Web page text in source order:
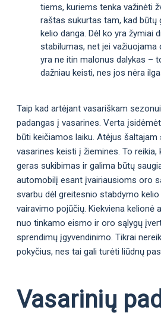
tiems, kuriems tenka važinėti
raštas sukurtas tam, kad būtų
kelio danga. Dėl ko yra žymiai
stabilumas, net jei važiuojama
yra ne itin malonus dalykas –
dažniau keisti, nes jos nėra
Taip kad artėjant vasariškam
padangas į vasarines. Verta
būti keičiamos laiku. Atėjus šaltajam
vasarines keisti į žiemines. To reikia,
geras sukibimas ir galima būtų
automobilį esant įvairiausioms oro
svarbu dėl greitesnio stabdymo
vairavimo pojūčių. Kiekviena kelionė
nuo tinkamo eismo ir oro sąlygų
sprendimų įgyvendinimo. Tikrai
pokyčius, nes tai gali turėti liūdnų
Vasarinių